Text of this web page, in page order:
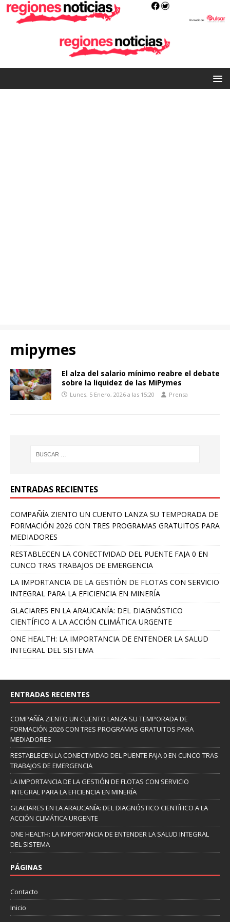
mipymes
El alza del salario mínimo reabre el debate
sobre la liquidez de las MiPymes
Lunes, 5 Enero, 2026 a las 15:20 Prensa
ENTRADAS RECIENTES
COMPAÑÍA ZIENTO UN CUENTO LANZA SU TEMPORADA DE
FORMACIÓN 2026 CON TRES PROGRAMAS GRATUITOS PARA
MEDIADORES
RESTABLECEN LA CONECTIVIDAD DEL PUENTE FAJA 0 EN
CUNCO TRAS TRABAJOS DE EMERGENCIA
LA IMPORTANCIA DE LA GESTIÓN DE FLOTAS CON SERVICIO
INTEGRAL PARA LA EFICIENCIA EN MINERÍA
GLACIARES EN LA ARAUCANÍA: DEL DIAGNÓSTICO
CIENTÍFICO A LA ACCIÓN CLIMÁTICA URGENTE
ONE HEALTH: LA IMPORTANCIA DE ENTENDER LA SALUD
INTEGRAL DEL SISTEMA
ENTRADAS RECIENTES
COMPAÑÍA ZIENTO UN CUENTO LANZA SU TEMPORADA DE
FORMACIÓN 2026 CON TRES PROGRAMAS GRATUITOS PARA
MEDIADORES
RESTABLECEN LA CONECTIVIDAD DEL PUENTE FAJA 0 EN CUNCO TRAS
TRABAJOS DE EMERGENCIA
LA IMPORTANCIA DE LA GESTIÓN DE FLOTAS CON SERVICIO
INTEGRAL PARA LA EFICIENCIA EN MINERÍA
GLACIARES EN LA ARAUCANÍA: DEL DIAGNÓSTICO CIENTÍFICO A LA
ACCIÓN CLIMÁTICA URGENTE
ONE HEALTH: LA IMPORTANCIA DE ENTENDER LA SALUD INTEGRAL
DEL SISTEMA
PÁGINAS
Contacto
Inicio